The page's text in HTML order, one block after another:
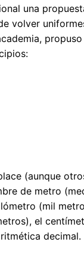
una
volver
(aunque
de metro
(mil
el
decimal.